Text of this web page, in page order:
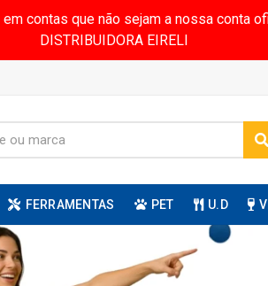
contas que não sejam a nossa conta
DISTRIBUIDORA EIRELI
FERRAMENTAS PET U.D